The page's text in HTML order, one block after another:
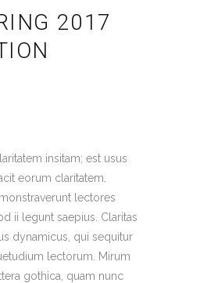
2017
insitam; est usus
eorum claritatem.
lectores
ii legunt saepius. Claritas
dynamicus, qui sequitur
lectorum. Mirum
gothica, quam nunc